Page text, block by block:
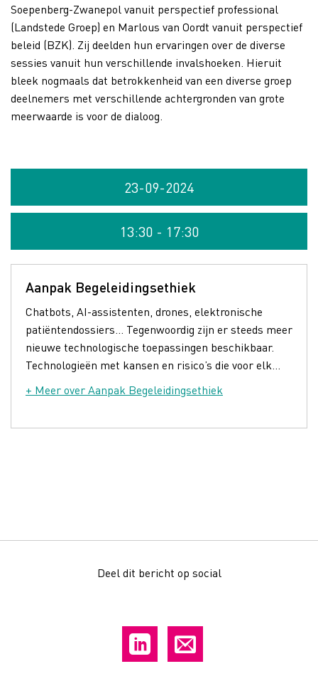
Soepenberg-Zwanepol vanuit perspectief professional
(Landstede Groep) en Marlous van Oordt vanuit perspectief
beleid (BZK). Zij deelden hun ervaringen over de diverse
sessies vanuit hun verschillende invalshoeken. Hieruit
bleek nogmaals dat betrokkenheid van een diverse groep
deelnemers met verschillende achtergronden van grote
meerwaarde is voor de dialoog.
23-09-2024
13:30 - 17:30
Aanpak Begeleidingsethiek
Chatbots, AI-assistenten, drones, elektronische
patiëntendossiers… Tegenwoordig zijn er steeds meer
nieuwe technologische toepassingen beschikbaar.
Technologieën met kansen en risico’s die voor elk...
+ Meer over Aanpak Begeleidingsethiek
Deel dit bericht op social